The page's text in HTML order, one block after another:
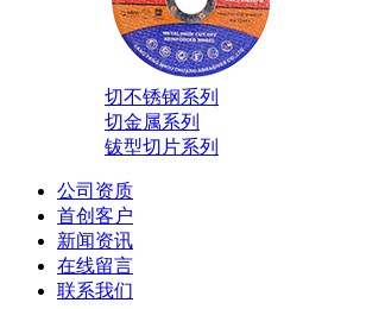
切不锈钢系列
切金属系列
钹型切片系列
公司资质
首创客户
新闻资讯
在线留言
联系我们